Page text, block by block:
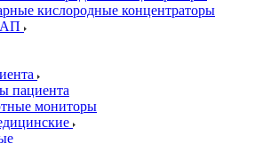
кислородные концентраторы
пациента
мониторы